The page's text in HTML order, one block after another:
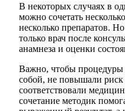
В некоторых случаях в
можно сочетать
несколько препаратов.
только врач после
анамнеза и оценки
Важно, чтобы
собой, не повышали
соответствовали
сочетание методик